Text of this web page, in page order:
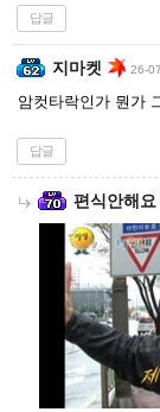
답글
지마켓 26-
암컷타락인가 뭔가
답글
편식안해요